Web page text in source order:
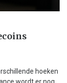
hoeken